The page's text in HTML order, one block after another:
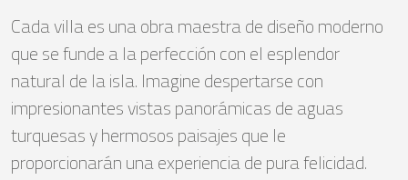
Cada villa es una obra maestra de diseño moderno
que se funde a la perfección con el esplendor
natural de la isla. Imagine despertarse con
impresionantes vistas panorámicas de aguas
turquesas y hermosos paisajes que le
proporcionarán una experiencia de pura felicidad.